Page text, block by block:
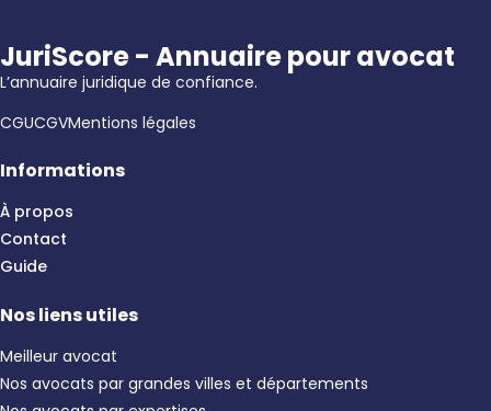
JuriScore - Annuaire pour avocat
L’annuaire juridique de confiance.
CGUCGVMentions légales
Informations
À propos
Contact
Guide
Nos liens utiles
Meilleur avocat
Nos avocats par grandes villes et départements